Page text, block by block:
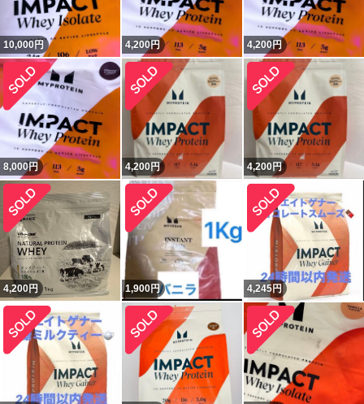
10,000円 4,200円 4,200円
8,000円 4,200円 4,200円
4,200円 1,900円 4,245円